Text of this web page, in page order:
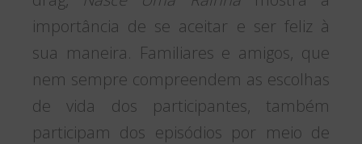
importância de se aceitar e ser feliz à
sua maneira. Familiares e amigos, que
nem sempre compreendem as escolhas
de vida dos participantes, também
participam dos episódios por meio de